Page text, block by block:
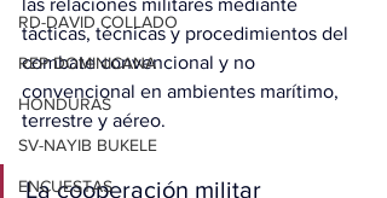
RD-DAVID COLLADO
REP DOMINICANA
HONDURAS
SV-NAYIB BUKELE
ENCUESTAS
tácticas, técnicas y procedimientos del
combate convencional y no
convencional en ambientes marítimo,
terrestre y aéreo.
La cooperación militar